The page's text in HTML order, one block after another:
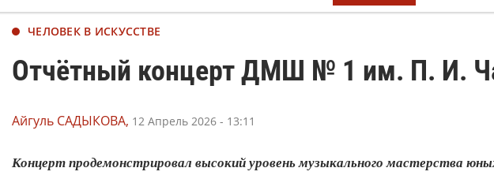
ЧЕЛОВЕК В ИСКУССТВЕ
Отчётный концерт ДМШ № 1 им. П. И.
Айгуль САДЫКОВА, 12 Апрель 2026 - 13:11
Концерт продемонстрировал высокий уровень музыкального мастерства